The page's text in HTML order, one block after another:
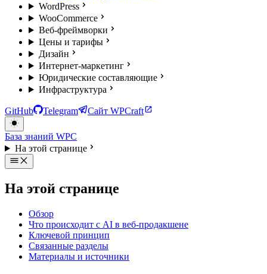
WordPress
WooCommerce
Веб-фреймворки
Цены и тарифы
Дизайн
Интернет-маркетинг
Юридические составляющие
Инфраструктура
GitHub Telegram Сайт WPCraft
База знаний WPC
На этой странице
На этой странице
Обзор
Что происходит с AI в веб-продакшене
Ключевой принцип
Связанные разделы
Материалы и источники